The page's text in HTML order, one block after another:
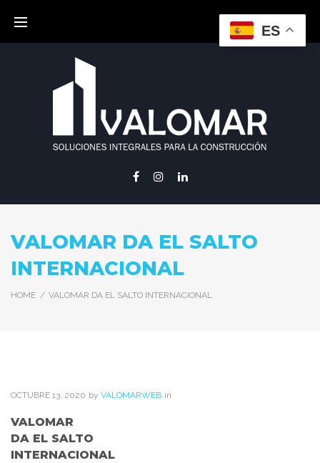
content
VALOMAR DA EL SALTO
INTERNACIONAL
HOME / VALOMAR DA EL SALTO INTERNACIONAL
OCTUBRE 13. 2020 by VALOMARWEB in
VALOMAR
DA EL SALTO
INTERNACIONAL
ES